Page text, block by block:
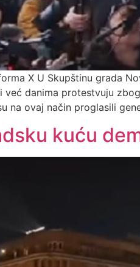
X U Skupštinu grada
već danima protestvuju
na ovaj način proglasili
kuću